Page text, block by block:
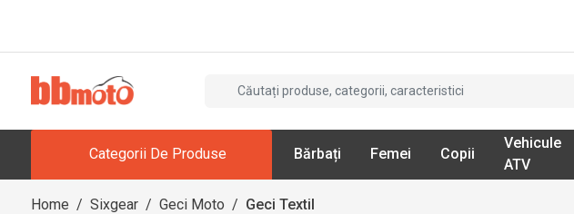
Categorii De Produse Bărbați Femei Copii
Vehicule
ATV
Home / Sixgear / Geci Moto / Geci Textil